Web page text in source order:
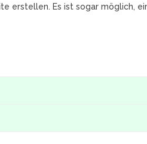
erstellen. Es ist sogar möglich,